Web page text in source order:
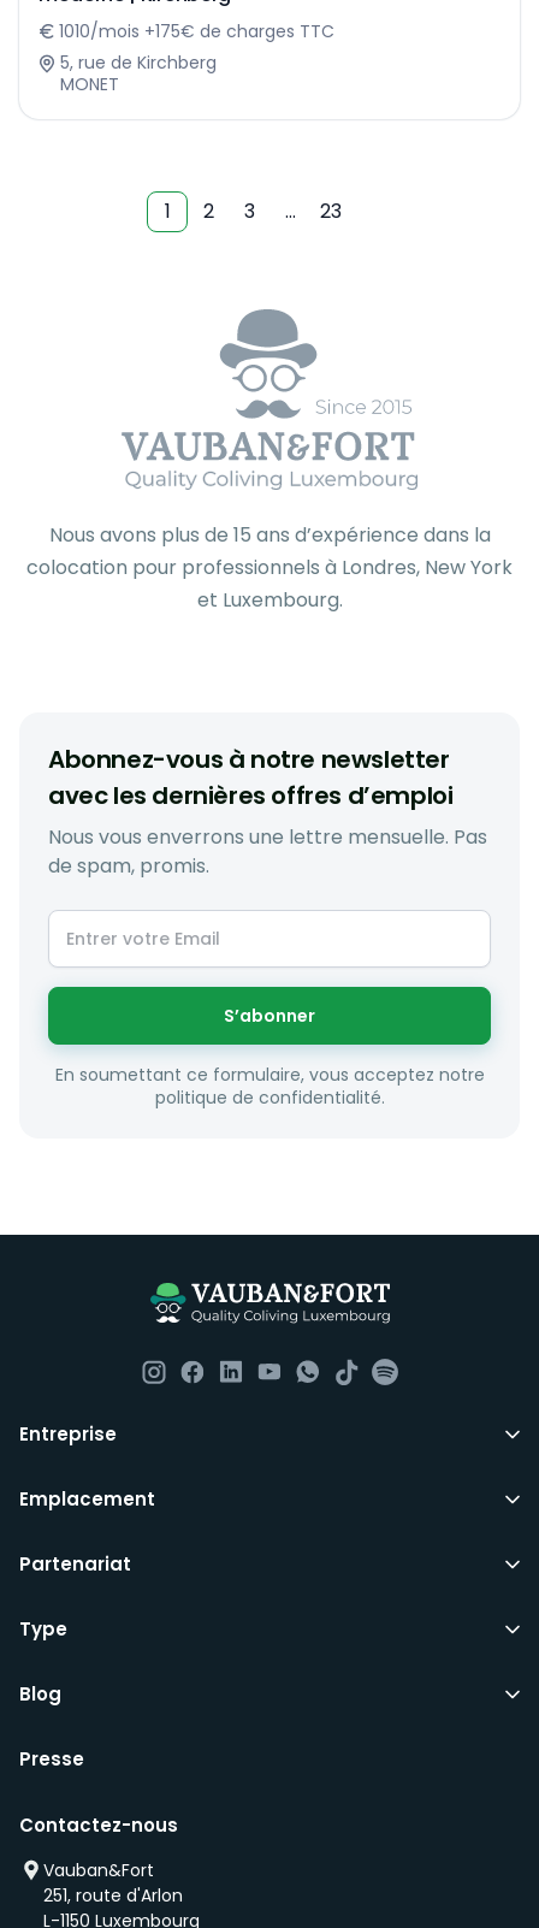
1010/mois +175€ de charges TTC
5, rue de Kirchberg
MONET
1 2 3 … 23
Nous avons plus de 15 ans d’expérience dans la
colocation pour professionnels à Londres, New York
et Luxembourg.
Abonnez-vous à notre newsletter
avec les dernières offres d’emploi
Nous vous enverrons une lettre mensuelle. Pas
de spam, promis.
S’abonner
En soumettant ce formulaire, vous acceptez notre
politique de confidentialité.
Entreprise
Emplacement
Partenariat
Type
Blog
Presse
Contactez-nous
Vauban&Fort
251, route d'Arlon
L-1150 Luxembourg